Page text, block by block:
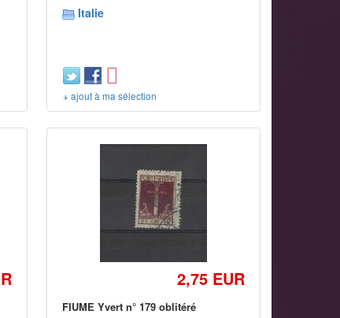
Italie
+ ajout à ma sélection
2,75 EUR
FIUME Yvert n° 179 oblitéré